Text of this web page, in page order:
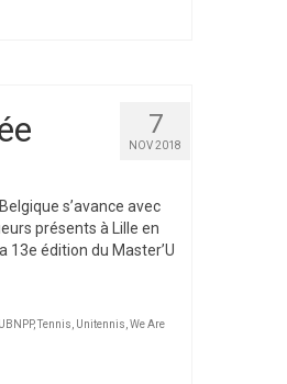
7
NOV 2018
s’avance avec
présents à Lille en
13e édition du Master’U
,Tennis Unitennis We Are